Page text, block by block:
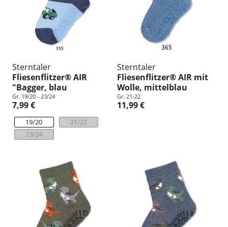
Sterntaler
Fliesenflitzer® AIR
"Bagger, blau
Gr. 19/20 - 23/24
7,99 €
19/20
21/22
23/24
Sterntaler
Fliesenflitzer® AIR mit
Wolle, mittelblau
Gr. 21-22
11,99 €